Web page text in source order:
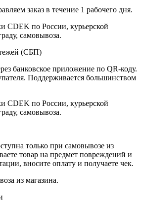
заказ в течение 1 рабочего дня.
CDEK по России, курьерской
самовывоза.
(СБП)
банковское приложение по QR-коду.
Поддерживается большинством
CDEK по России, курьерской
самовывоза.
только при самовывозе из
товар на предмет повреждений и
вносите оплату и получаете чек.
из магазина.